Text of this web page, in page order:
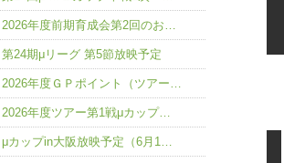
2026年度前期育成会第2回のお…
第24期μリーグ 第5節放映予定
2026年度ＧＰポイント（ツアー…
2026年度ツアー第1戦μカップ…
μカップin大阪放映予定（6月1…